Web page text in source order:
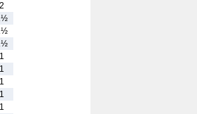
2
1
1
1
1
1